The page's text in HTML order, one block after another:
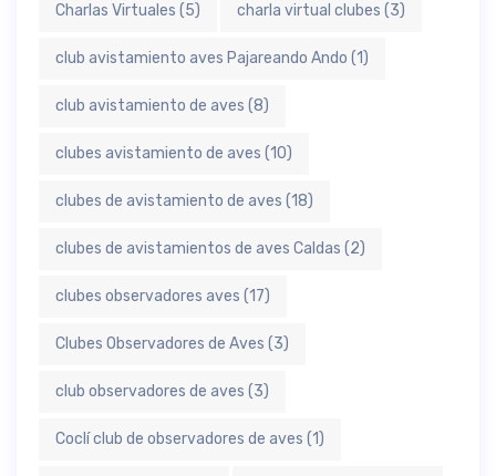
Charlas Virtuales (5) charla virtual clubes (3)
club avistamiento aves Pajareando Ando (1)
club avistamiento de aves (8)
clubes avistamiento de aves (10)
clubes de avistamiento de aves (18)
clubes de avistamientos de aves Caldas (2)
clubes observadores aves (17)
Clubes Observadores de Aves (3)
club observadores de aves (3)
Coclí club de observadores de aves (1)